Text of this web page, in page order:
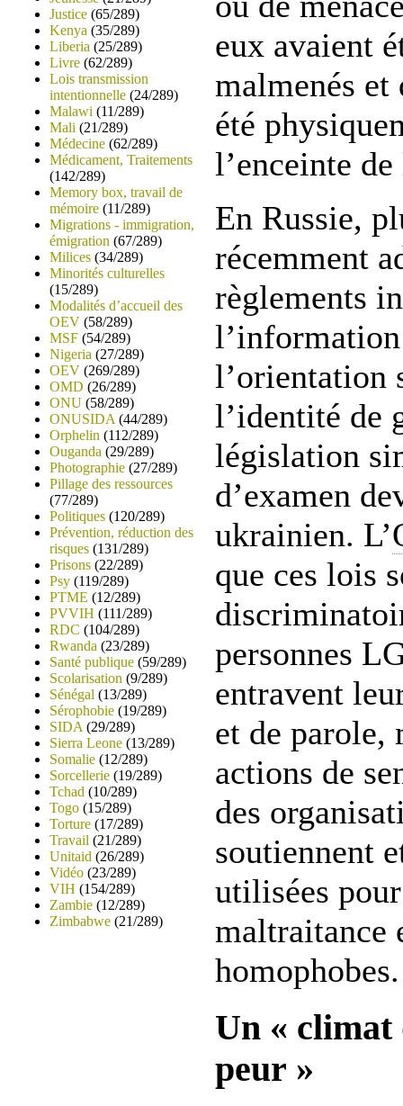
Justice (65/289)
Kenya (35/289)
Liberia (25/289)
Livre (62/289)
Lois transmission
intentionnelle (24/289)
Malawi (11/289)
Mali (21/289)
Médecine (62/289)
Médicament, Traitements
(142/289)
Memory box, travail de
mémoire (11/289)
Migrations - immigration,
émigration (67/289)
Milices (34/289)
Minorités culturelles
(15/289)
Modalités d’accueil des
OEV (58/289)
MSF (54/289)
Nigeria (27/289)
OEV (269/289)
OMD (26/289)
ONU (58/289)
ONUSIDA (44/289)
Orphelin (112/289)
Ouganda (29/289)
Photographie (27/289)
Pillage des ressources
(77/289)
Politiques (120/289)
Prévention, réduction des
risques (131/289)
Prisons (22/289)
Psy (119/289)
PTME (12/289)
PVVIH (111/289)
RDC (104/289)
Rwanda (23/289)
Santé publique (59/289)
Scolarisation (9/289)
Sénégal (13/289)
Sérophobie (19/289)
SIDA (29/289)
Sierra Leone (13/289)
Somalie (12/289)
Sorcellerie (19/289)
Tchad (10/289)
Togo (15/289)
Torture (17/289)
Travail (21/289)
Unitaid (26/289)
Vidéo (23/289)
VIH (154/289)
Zambie (12/289)
Zimbabwe (21/289)
eux avaient
malmenés et
été
l’enceinte
En Russie,
récemment
règlements
l’orientation
l’identité de
législation
d’examen
ukrainien. L’
que ces lois
personnes
entravent
et de parole,
actions de
des
soutiennent
utilisées
maltraitance
homophobes.
Un « climat
peur »